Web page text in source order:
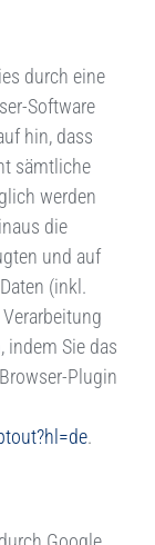
durch eine
Software
hin, dass
sämtliche
werden
die
und auf
(inkl.
indem Sie das
Plugin
.